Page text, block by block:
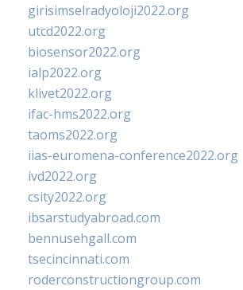
girisimselradyoloji2022.org
utcd2022.org
biosensor2022.org
ialp2022.org
klivet2022.org
ifac-hms2022.org
taoms2022.org
iias-euromena-conference2022.org
ivd2022.org
csity2022.org
ibsarstudyabroad.com
bennusehgall.com
tsecincinnati.com
roderconstructiongroup.com